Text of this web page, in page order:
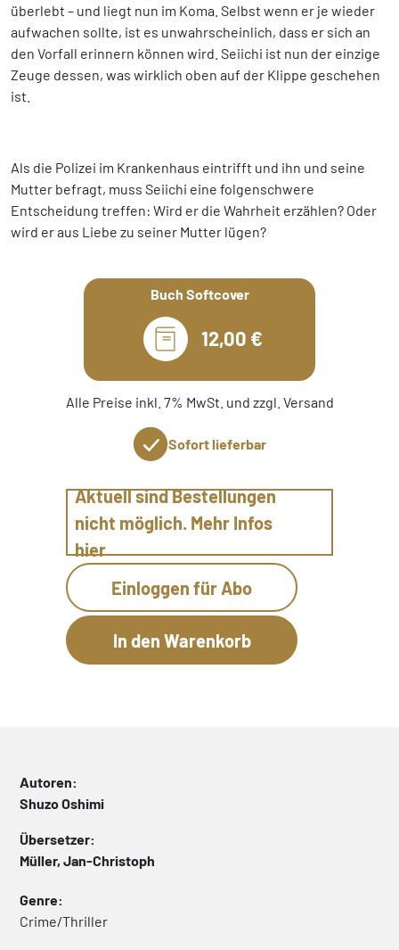
überlebt – und liegt nun im Koma. Selbst wenn er je wieder
aufwachen sollte, ist es unwahrscheinlich, dass er sich an
den Vorfall erinnern können wird. Seiichi ist nun der einzige
Zeuge dessen, was wirklich oben auf der Klippe geschehen
ist.
Als die Polizei im Krankenhaus eintrifft und ihn und seine
Mutter befragt, muss Seiichi eine folgenschwere
Entscheidung treffen: Wird er die Wahrheit erzählen? Oder
wird er aus Liebe zu seiner Mutter lügen?
Buch Softcover
12,00 €
Alle Preise inkl. 7% MwSt. und zzgl. Versand
Sofort lieferbar
Aktuell sind Bestellungen
nicht möglich. Mehr Infos
hier
Einloggen für Abo
Autoren:
Shuzo Oshimi
Übersetzer:
Müller, Jan-Christoph
Genre:
Crime/Thriller